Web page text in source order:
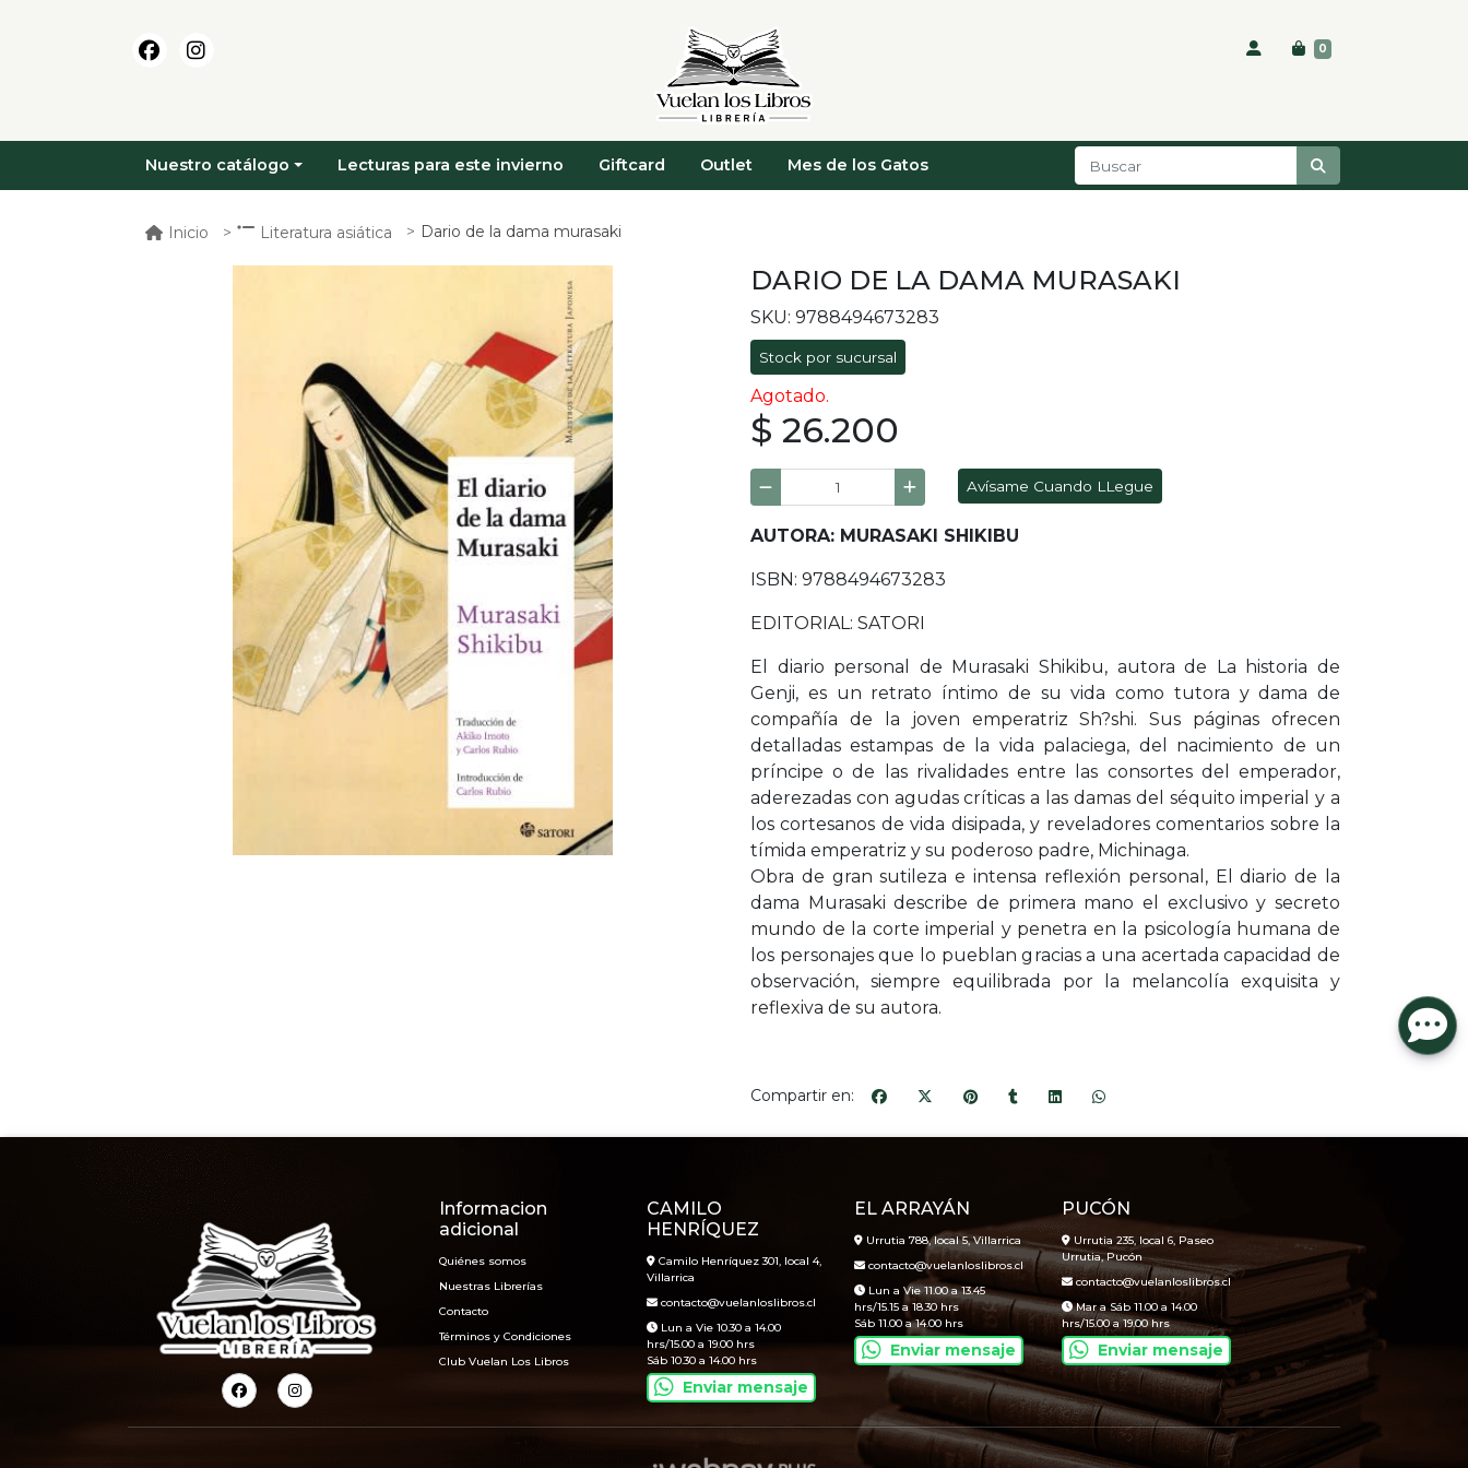
0
Nuestro catálogo Lecturas para este invierno Giftcard Outlet Mes de los Gatos
Inicio Literatura asiática Dario de la dama murasaki
DARIO DE LA DAMA MURASAKI
SKU: 9788494673283
Stock por sucursal
Agotado.
$ 26.200
Avísame Cuando LLegue
AUTORA: MURASAKI SHIKIBU
ISBN: 9788494673283
EDITORIAL: SATORI
El diario personal de Murasaki Shikibu, autora de La historia de
Genji, es un retrato íntimo de su vida como tutora y dama de
compañía de la joven emperatriz Sh?shi. Sus páginas ofrecen
detalladas estampas de la vida palaciega, del nacimiento de un
príncipe o de las rivalidades entre las consortes del emperador,
aderezadas con agudas críticas a las damas del séquito imperial y a
los cortesanos de vida disipada, y reveladores comentarios sobre la
tímida emperatriz y su poderoso padre, Michinaga.
Obra de gran sutileza e intensa reflexión personal, El diario de la
dama Murasaki describe de primera mano el exclusivo y secreto
mundo de la corte imperial y penetra en la psicología humana de
los personajes que lo pueblan gracias a una acertada capacidad de
observación, siempre equilibrada por la melancolía exquisita y
reflexiva de su autora.
Compartir en:
Informacion
adicional
Quiénes somos
Nuestras Librerías
Contacto
Términos y Condiciones
Club Vuelan Los Libros
CAMILO
HENRÍQUEZ
Camilo Henríquez 301, local 4,
Villarrica
contacto@vuelanloslibros.cl
Lun a Vie 10.30 a 14.00
hrs/15.00 a 19.00 hrs
Sáb 10.30 a 14.00 hrs
Enviar mensaje
EL ARRAYÁN
Urrutia 788, local 5, Villarrica
contacto@vuelanloslibros.cl
Lun a Vie 11.00 a 13.45
hrs/15.15 a 18.30 hrs
Sáb 11.00 a 14.00 hrs
Enviar mensaje
PUCÓN
Urrutia 235, local 6, Paseo
Urrutia, Pucón
contacto@vuelanloslibros.cl
Mar a Sáb 11.00 a 14.00
hrs/15.00 a 19.00 hrs
Enviar mensaje